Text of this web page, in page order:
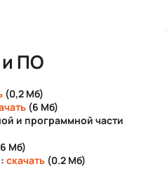
ПО
(0,2 Мб)
(6 Мб)
и программной части
Мб)
скачать (0.2 Мб)